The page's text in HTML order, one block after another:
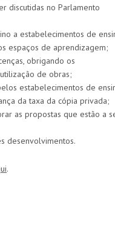
discutidas no Parlamento
a estabelecimentos de
espaços de aprendizagem;
obrigando os
de obras;
estabelecimentos de
da taxa da cópia privada;
as propostas que estão a
desenvolvimentos.
.